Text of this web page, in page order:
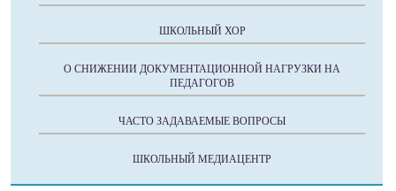
ШКОЛЬНЫЙ ХОР
О СНИЖЕНИИ ДОКУМЕНТАЦИОННОЙ НАГРУЗКИ НА
ПЕДАГОГОВ
ЧАСТО ЗАДАВАЕМЫЕ ВОПРОСЫ
ШКОЛЬНЫЙ МЕДИАЦЕНТР